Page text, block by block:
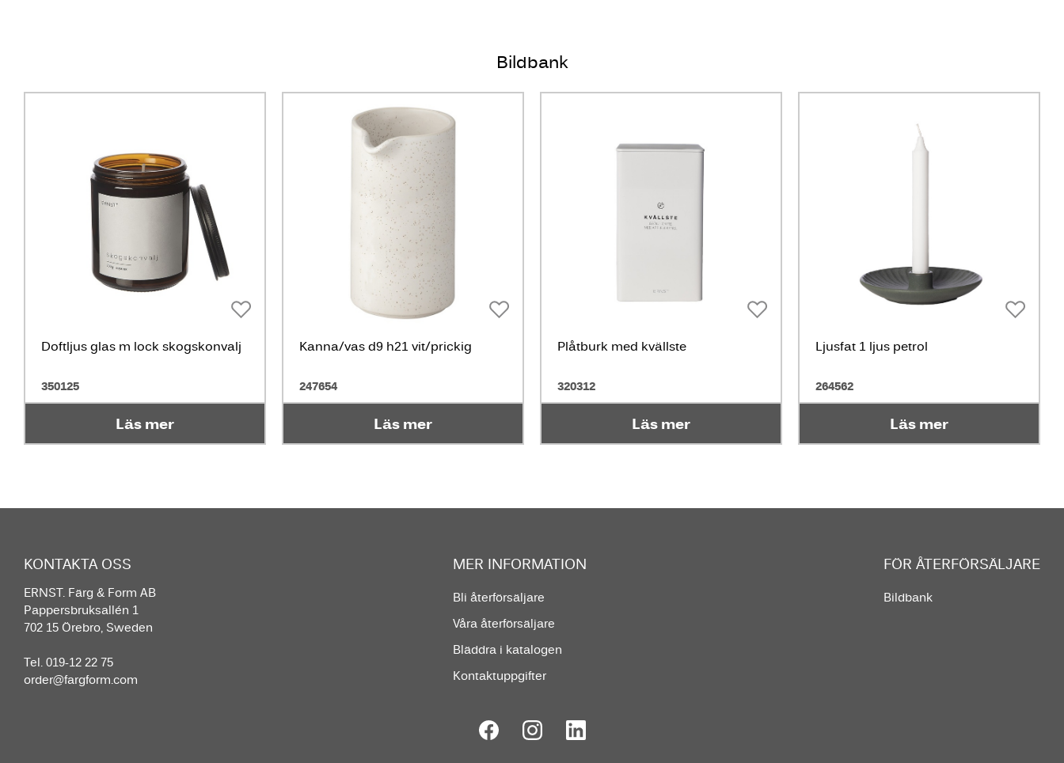
Bildbank
Doftljus glas m lock skogskonvalj
350125
Läs mer
Kanna/vas d9 h21 vit/prickig
247654
Läs mer
Plåtburk med kvällste
320312
Läs mer
Ljusfat 1 ljus petrol
264562
Läs mer
KONTAKTA OSS
ERNST. Färg & Form AB
Pappersbruksallén 1
702 15 Örebro, Sweden
Tel. 019-12 22 75
order@fargform.com
MER INFORMATION
Bli återförsäljare
Våra återförsäljare
Bläddra i katalogen
Kontaktuppgifter
FÖR ÅTERFÖRSÄLJARE
Bildbank